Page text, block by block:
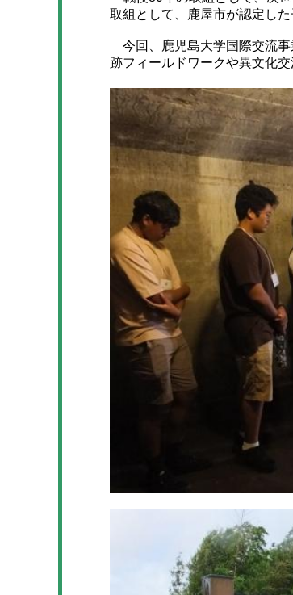
取組として、鹿屋市が認定した
今回、鹿児島大学国際交流事
跡フィールドワークや異文化